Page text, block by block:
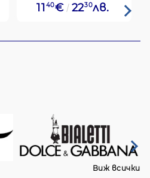
11 40€ 2230лв.
Виж всички